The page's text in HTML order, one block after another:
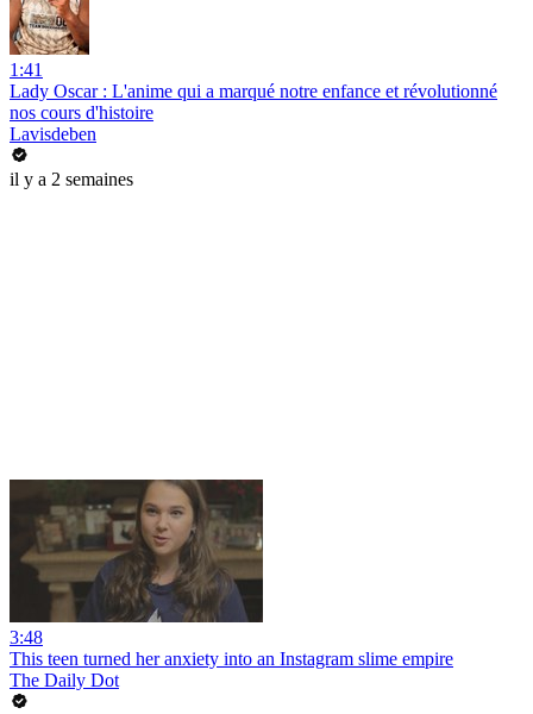
1:41
Lady Oscar : L'anime qui a marqué notre enfance et révolutionné
nos cours d'histoire
Lavisdeben
il y a 2 semaines
3:48
This teen turned her anxiety into an Instagram slime empire
The Daily Dot